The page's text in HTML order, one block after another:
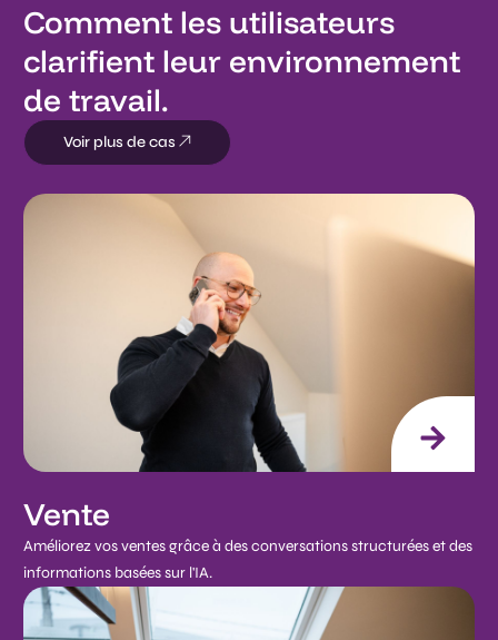
Comment les utilisateurs
clarifient leur environnement
de travail.
Voir plus de cas
Vente
Améliorez vos ventes grâce à des conversations structurées et des
informations basées sur l'IA.